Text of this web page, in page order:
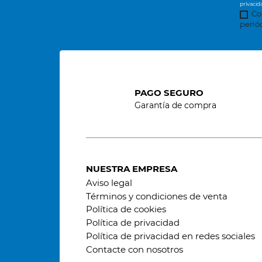
PAGO SEGURO
Garantía de compra
NUESTRA EMPRESA
Aviso legal
Términos y condiciones de venta
Política de cookies
Política de privacidad
Política de privacidad en redes sociales
Contacte con nosotros